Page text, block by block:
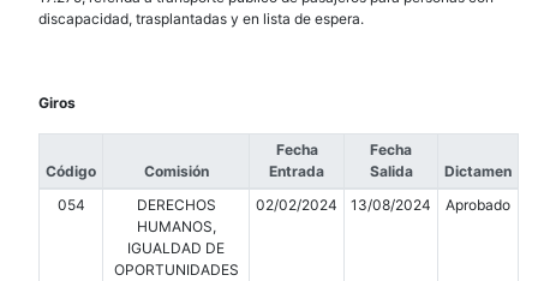
discapacidad, trasplantadas y en lista de espera.
Giros
Código Comisión
Fecha
Entrada
Fecha
Salida
Dictamen
054
DERECHOS
HUMANOS,
IGUALDAD DE
OPORTUNIDADES
02/02/2024 13/08/2024 Aprobado